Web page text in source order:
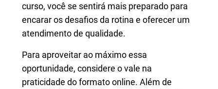
curso, você se sentirá mais preparado para
encarar os desafios da rotina e oferecer um
atendimento de qualidade.
Para aproveitar ao máximo essa
oportunidade, considere o vale na
praticidade do formato online. Além de